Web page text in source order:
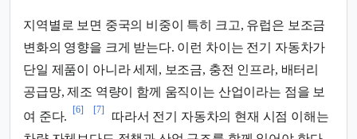
지역별로 보면 중국의 비중이 특히 크고, 유럽은 보조금
변화의 영향을 크게 받는다. 이런 차이는 전기 자동차가
단일 제품이 아니라 세제, 보조금, 충전 인프라, 배터리
공급망, 제조 역량이 함께 움직이는 산업이라는 점을 보
여 준다.
[6] [7]
따라서 전기 자동차의 현재 시점 이해는